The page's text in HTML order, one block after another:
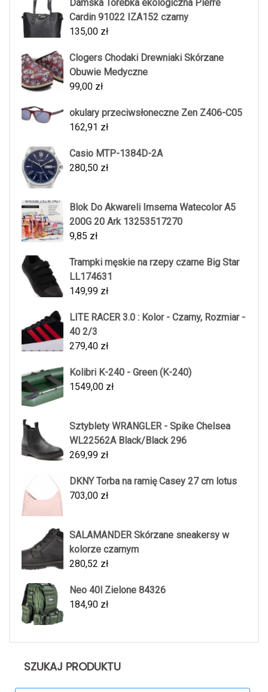
Damska Torebka ekologiczna Pierre
Cardin 91022 IZA152 czarny
135,00 zł
Clogers Chodaki Drewniaki Skórzane
Obuwie Medyczne
99,00 zł
okulary przeciwsłoneczne Zen Z406-C05
162,91 zł
Casio MTP-1384D-2A
280,50 zł
Blok Do Akwareli Imsema Watecolor A5
200G 20 Ark 13253517270
9,85 zł
Trampki męskie na rzepy czarne Big Star
LL174631
149,99 zł
LITE RACER 3.0 : Kolor - Czarny, Rozmiar -
40 2/3
279,40 zł
Kolibri K-240 - Green (K-240)
1549,00 zł
Sztyblety WRANGLER - Spike Chelsea
WL22562A Black/Black 296
269,99 zł
DKNY Torba na ramię Casey 27 cm lotus
703,00 zł
SALAMANDER Skórzane sneakersy w
kolorze czarnym
280,52 zł
Neo 40l Zielone 84326
184,90 zł
SZUKAJ PRODUKTU